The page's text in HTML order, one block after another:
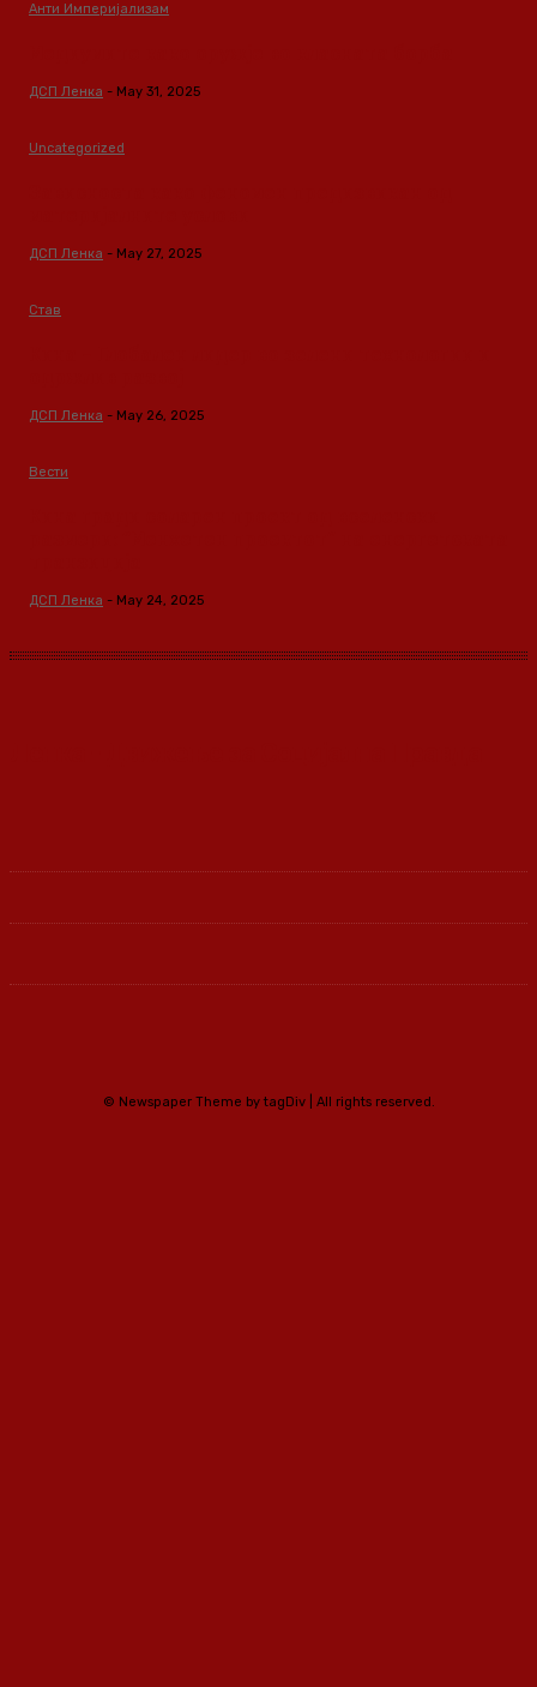
Анти Империјализам
ДСП Ленка - May 31, 2025
Uncategorized
ДСП Ленка - May 27, 2025
Став
ДСП Ленка - May 26, 2025
Вести
ДСП Ленка - May 24, 2025
© Newspaper Theme by tagDiv | All rights reserved.